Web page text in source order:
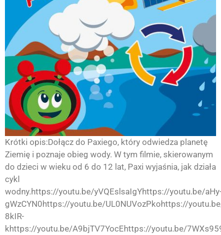
Krótki opis:Dołącz do Paxiego, który odwiedza planetę
Ziemię i poznaje obieg wody. W tym filmie, skierowanym
do dzieci w wieku od 6 do 12 lat, Paxi wyjaśnia, jak działa
cykl
wodny.https://youtu.be/yVQEslsaIgYhttps://youtu.be/
gWzCYN0https://youtu.be/UL0NUVozPkohttps://
8kIR-
khttps://youtu.be/A9bjTV7YocEhttps://youtu.be/